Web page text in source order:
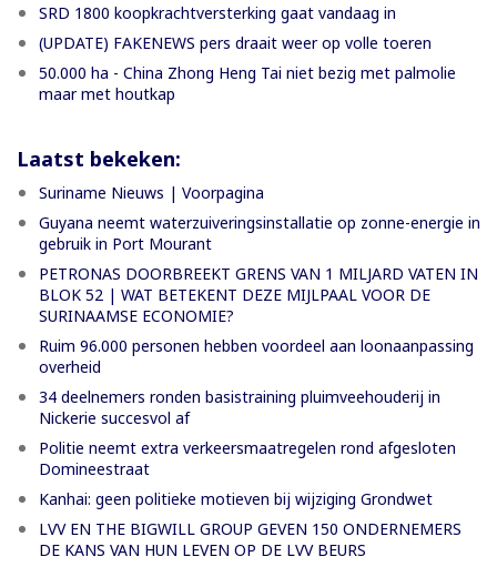
SRD 1800 koopkrachtversterking gaat vandaag in
(UPDATE) FAKENEWS pers draait weer op volle toeren
50.000 ha - China Zhong Heng Tai niet bezig met palmolie
maar met houtkap
Laatst bekeken:
Suriname Nieuws | Voorpagina
Guyana neemt waterzuiveringsinstallatie op zonne-energie in
gebruik in Port Mourant
PETRONAS DOORBREEKT GRENS VAN 1 MILJARD VATEN IN
BLOK 52 | WAT BETEKENT DEZE MIJLPAAL VOOR DE
SURINAAMSE ECONOMIE?
Ruim 96.000 personen hebben voordeel aan loonaanpassing
overheid
34 deelnemers ronden basistraining pluimveehouderij in
Nickerie succesvol af
Politie neemt extra verkeersmaatregelen rond afgesloten
Domineestraat
Kanhai: geen politieke motieven bij wijziging Grondwet
LVV EN THE BIGWILL GROUP GEVEN 150 ONDERNEMERS
DE KANS VAN HUN LEVEN OP DE LVV BEURS